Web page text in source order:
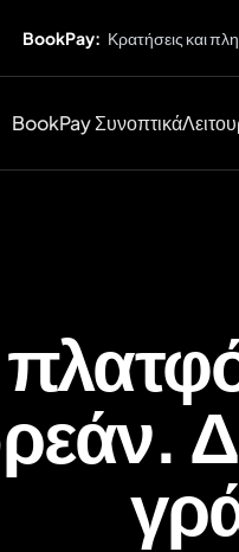
BookPay: Κρατήσεις και
BookPay Συνοπτικά